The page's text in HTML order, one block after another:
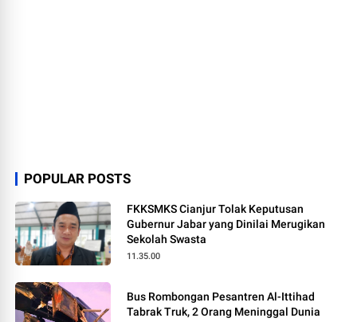
POPULAR POSTS
FKKSMKS Cianjur Tolak Keputusan
Gubernur Jabar yang Dinilai Merugikan
Sekolah Swasta
11.35.00
Bus Rombongan Pesantren Al-Ittihad
Tabrak Truk, 2 Orang Meninggal Dunia